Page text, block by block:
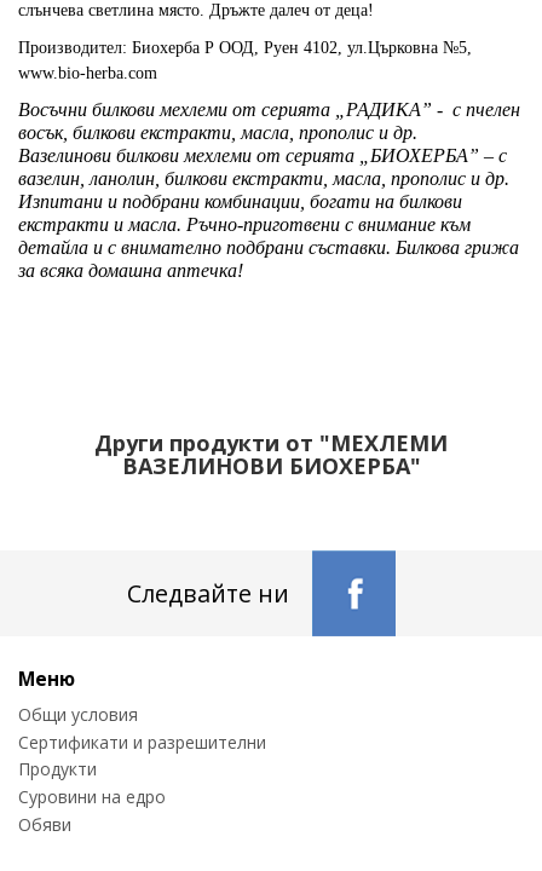
слънчева светлина място. Дръжте далеч от деца!
Производител: Биохерба Р ООД, Руен 4102, ул.Църковна №5,
www.bio-herba.com
Восъчни билкови мехлеми от серията „РАДИКА” - с пчелен
восък, билкови екстракти, масла, прополис и др.
Вазелинови билкови мехлеми от серията „БИОХЕРБА” – с
вазелин, ланолин, билкови екстракти, масла, прополис и др.
Изпитани и подбрани комбинации, богати на билкови
екстракти и масла. Ръчно-приготвени с внимание към
детайла и с внимателно подбрани съставки. Билкова грижа
за всяка домашна аптечка!
Други продукти от "МЕХЛЕМИ
ВАЗЕЛИНОВИ БИОХЕРБА"
Следвайте ни
Меню
Общи условия
Сертификати и разрешителни
Продукти
Суровини на едро
Обяви